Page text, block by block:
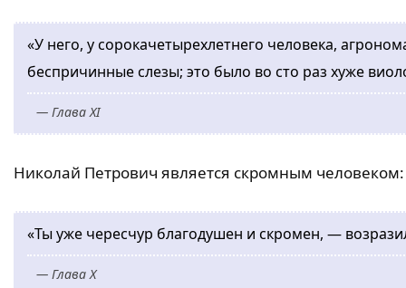
«У него, у сорокачетырехлетнего человека,
беспричинные слезы; это было во сто раз хуже
— Глава XI
Николай Петрович является скромным человеком:
«Ты уже чересчур благодушен и скромен, —
— Глава X